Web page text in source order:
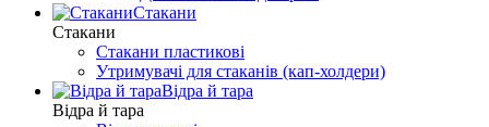
Стакани
Стакани
Стакани пластикові
Утримувачі для стаканів (кап-холдери)
Відра й тара
Відра й тара